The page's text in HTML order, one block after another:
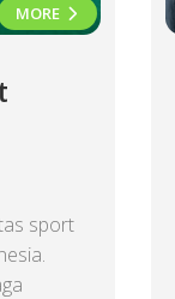
MORE
sport